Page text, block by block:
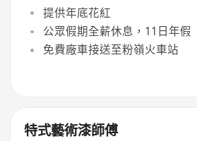
提供年底花紅
公眾假期全薪休息，11日年假
免費廠車接送至粉嶺火車站
特式藝術漆師傅